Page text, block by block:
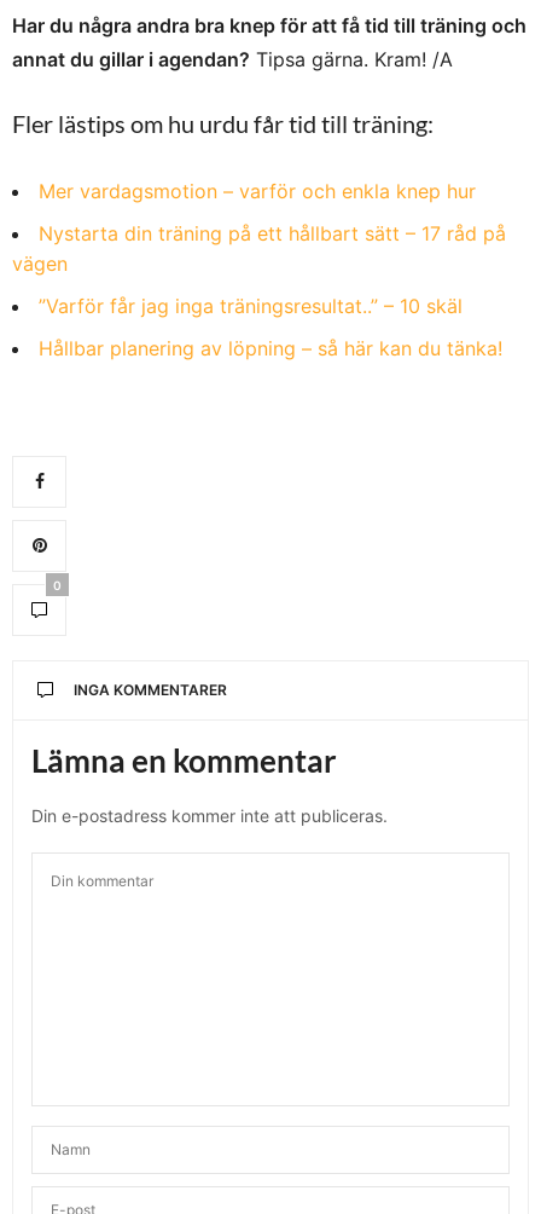
Har du några andra bra knep för att få tid till träning och
annat du gillar i agendan? Tipsa gärna. Kram! /A
Fler lästips om hu urdu får tid till träning:
Mer vardagsmotion – varför och enkla knep hur
Nystarta din träning på ett hållbart sätt – 17 råd på
vägen
”Varför får jag inga träningsresultat..” – 10 skäl
Hållbar planering av löpning – så här kan du tänka!
0
INGA KOMMENTARER
Lämna en kommentar
Din e-postadress kommer inte att publiceras.